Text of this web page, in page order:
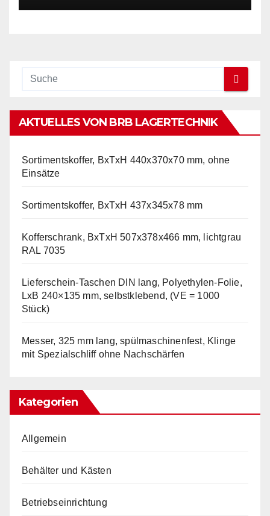
AKTUELLES VON BRB LAGERTECHNIK
Sortimentskoffer, BxTxH 440x370x70 mm, ohne
Einsätze
Sortimentskoffer, BxTxH 437x345x78 mm
Kofferschrank, BxTxH 507x378x466 mm, lichtgrau
RAL 7035
Lieferschein-Taschen DIN lang, Polyethylen-Folie,
LxB 240×135 mm, selbstklebend, (VE = 1000
Stück)
Messer, 325 mm lang, spülmaschinenfest, Klinge
mit Spezialschliff ohne Nachschärfen
Kategorien
Allgemein
Behälter und Kästen
Betriebseinrichtung